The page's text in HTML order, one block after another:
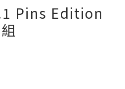
價商品 贈【威靈頓 / 波士頓墨鏡】
限售完不補)
Pins Edition